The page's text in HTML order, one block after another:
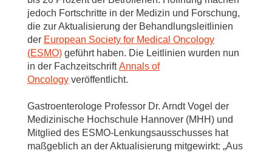
jedoch Fortschritte in der Medizin und Forschung,
die zur Aktualisierung der Behandlungsleitlinien
der European Society for Medical Oncology
(ESMO) geführt haben. Die Leitlinien wurden nun
in der FachzeitschriftAnnals of
Oncology veröffentlicht.
Gastroenterologe Professor Dr. Arndt Vogel der
Medizinische Hochschule Hannover (MHH) und
Mitglied des ESMO-Lenkungsausschusses hat
maßgeblich an der Aktualisierung mitgewirkt: „Aus